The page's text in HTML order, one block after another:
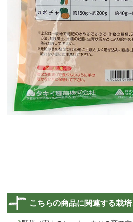
こちらの商品に関連する栽